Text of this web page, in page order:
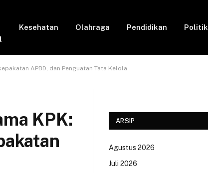
Kesehatan Olahraga Pendidikan Politik
APBD, dan Penguatan Tata Kelola
KPK:
ARSIP
Agustus 2026
Juli 2026